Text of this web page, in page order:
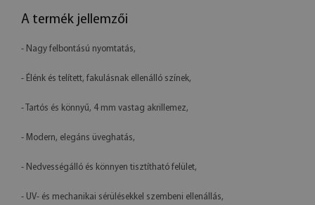
A termék jellemzői
- Nagy felbontású nyomtatás,
- Élénk és telített, fakulásnak ellenálló színek,
- Tartós és könnyű, 4 mm vastag akrillemez,
- Modern, elegáns üveghatás,
- Nedvességálló és könnyen tisztítható felület,
- UV- és mechanikai sérülésekkel szembeni ellenállás,